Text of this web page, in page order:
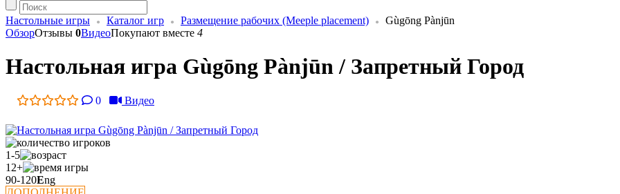
Настольные игры Каталог игр Размещение рабочих (Meeple placement)
Gùgōng Pànjūn
ОбзорОтзывы 0ВидеоПокупают вместе 4
Настольная игра Gùgōng Pànjūn / Запретный Город
0 Видео
1-5
12+
90-120Eng